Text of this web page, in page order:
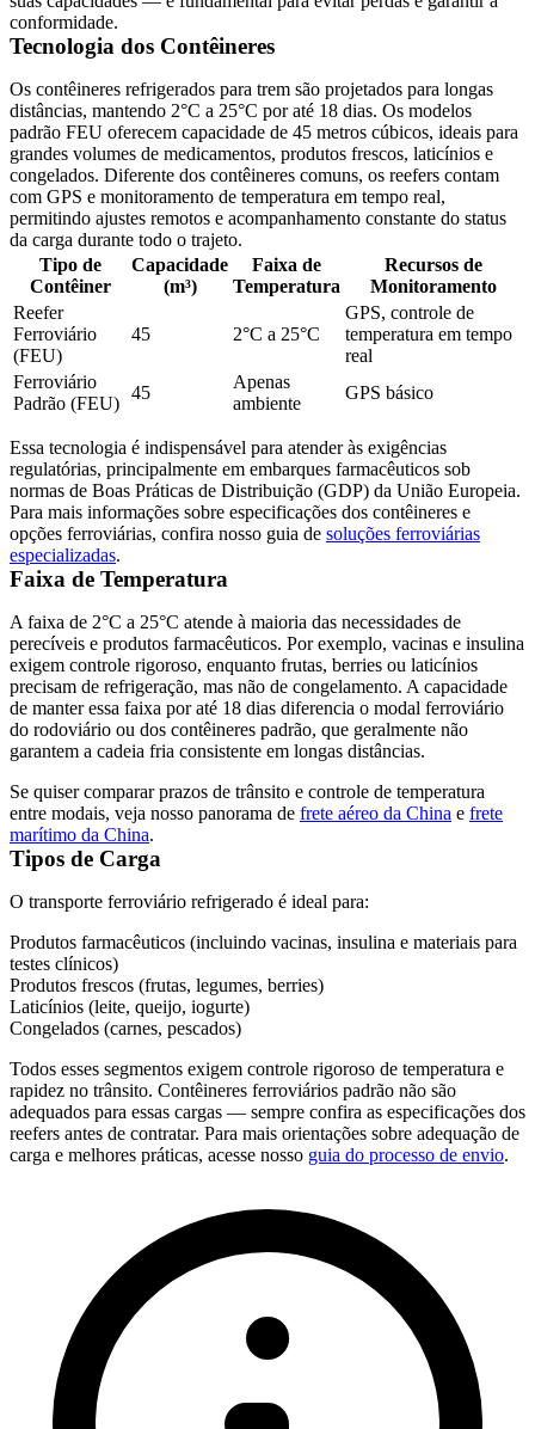
conformidade.
Tecnologia dos Contêineres
Os contêineres refrigerados para trem são projetados para longas
distâncias, mantendo 2°C a 25°C por até 18 dias. Os modelos
padrão FEU oferecem capacidade de 45 metros cúbicos, ideais para
grandes volumes de medicamentos, produtos frescos, laticínios e
congelados. Diferente dos contêineres comuns, os reefers contam
com GPS e monitoramento de temperatura em tempo real,
permitindo ajustes remotos e acompanhamento constante do status
da carga durante todo o trajeto.
Tipo de
Contêiner
Capacidade
(m³)
Faixa de
Temperatura
Recursos de
Monitoramento
Reefer
Ferroviário
(FEU)
45 2°C a 25°C
GPS, controle de
temperatura em tempo
real
Ferroviário
Padrão (FEU)
45
Apenas
ambiente
GPS básico
Essa tecnologia é indispensável para atender às exigências
regulatórias, principalmente em embarques farmacêuticos sob
normas de Boas Práticas de Distribuição (GDP) da União Europeia.
Para mais informações sobre especificações dos contêineres e
opções ferroviárias, confira nosso guia de soluções ferroviárias
especializadas.
Faixa de Temperatura
A faixa de 2°C a 25°C atende à maioria das necessidades de
perecíveis e produtos farmacêuticos. Por exemplo, vacinas e insulina
exigem controle rigoroso, enquanto frutas, berries ou laticínios
precisam de refrigeração, mas não de congelamento. A capacidade
de manter essa faixa poraté 18 dias diferencia o modal ferroviário
do rodoviário ou dos contêineres padrão, que geralmente não
garantem a cadeia fria consistente em longas distâncias.
Se quiser comparar prazos de trânsito e controle de temperatura
entre modais, veja nosso panorama de frete aéreo da China e frete
marítimo da China.
Tipos de Carga
O transporte ferroviário refrigerado é ideal para:
Produtos farmacêuticos (incluindo vacinas, insulina e materiais para
testes clínicos)
Produtos frescos (frutas, legumes, berries)
Laticínios (leite, queijo, iogurte)
Congelados (carnes, pescados)
Todos esses segmentos exigem controle rigoroso de temperatura e
rapidez no trânsito. Contêineres ferroviários padrão não são
adequados para essas cargas — sempre confira as especificações dos
reefers antes de contratar. Para mais orientações sobre adequação de
carga e melhores práticas, acesse nosso guia do processo de envio.